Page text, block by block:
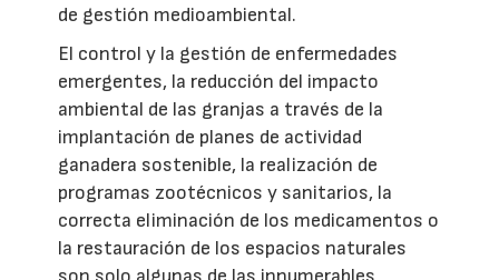
de gestión medioambiental.
El control y la gestión de enfermedades
emergentes, la reducción del impacto
ambiental de las granjas a través de la
implantación de planes de actividad
ganadera sostenible, la realización de
programas zootécnicos y sanitarios, la
correcta eliminación de los medicamentos o
la restauración de los espacios naturales